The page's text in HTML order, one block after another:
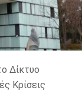
Δίκτυο
Κρίσεις